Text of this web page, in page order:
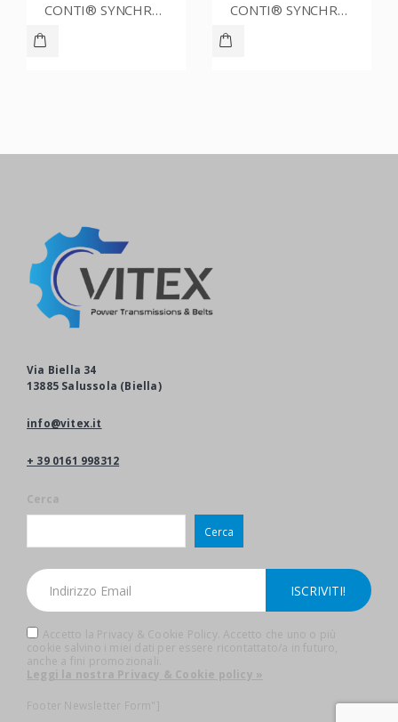
CONTI® SYNCHROBELT 76XL CUSTOM CONTI® SYNCHROBELT 76XL037
Via Biella 34
13885 Salussola (Biella)
info@vitex.it
+ 39 0161 998312
Cerca
Cerca
Accetto la Privacy & Cookie Policy. Accetto che uno o più
cookie salvino i miei dati per essere ricontattato/a in futuro,
anche a fini promozionali.
Leggi la nostra Privacy & Cookie policy »
Footer Newsletter Form"]